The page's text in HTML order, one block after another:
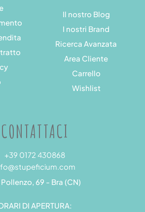
Il nostro Blog
I nostri Brand
Ricerca Avanzata
Area Cliente
Carrello
Wishlist
CONTATTACI
+39 0172 430868
69 - Bra (CN)
DI APERTURA: